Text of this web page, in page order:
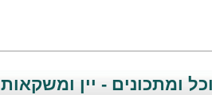
ומתכונים - יין ומשקאות